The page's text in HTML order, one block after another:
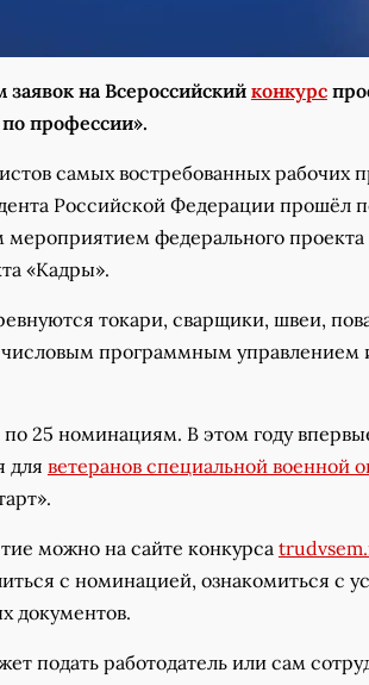
на Всероссийский конкурс
профессии».
самых востребованных рабочих
Российской Федерации прошёл
мероприятием федерального проекта
«Кадры».
токари, сварщики, швеи,
программным управлением
по 25 номинациям. В этом году
для ветеранов специальной военной
можно на сайте конкурса
с номинацией, ознакомиться с
документов.
подать работодатель или сам